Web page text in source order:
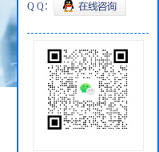
Q Q：